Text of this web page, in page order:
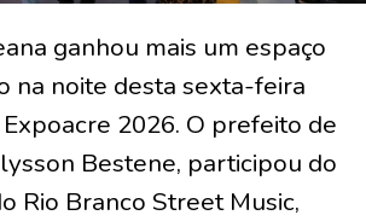
ganhou mais um espaço
na noite desta sexta-feira
2026. O prefeito de
Bestene, participou do
Rio Branco Street Music,